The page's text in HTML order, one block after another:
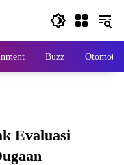
Buzz Otomotif
Evaluasi